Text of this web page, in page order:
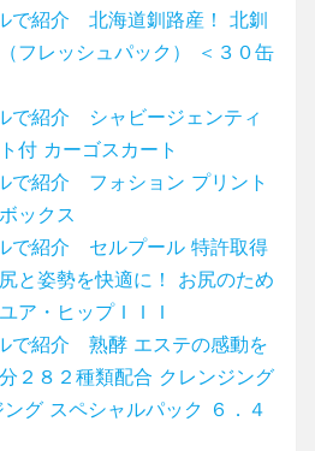
で紹介 北海道釧路産！ 北釧
フレッシュパック） ＜３０缶
で紹介 シャビージェンティ
付 カーゴスカート
で紹介 フォション プリント
ックス
で紹介 セルプール 特許取得
と姿勢を快適に！ お尻のため
ア・ヒップＩＩＩ
で紹介 熟酵 エステの感動を
２８２種類配合 クレンジング
グ スペシャルパック ６．４